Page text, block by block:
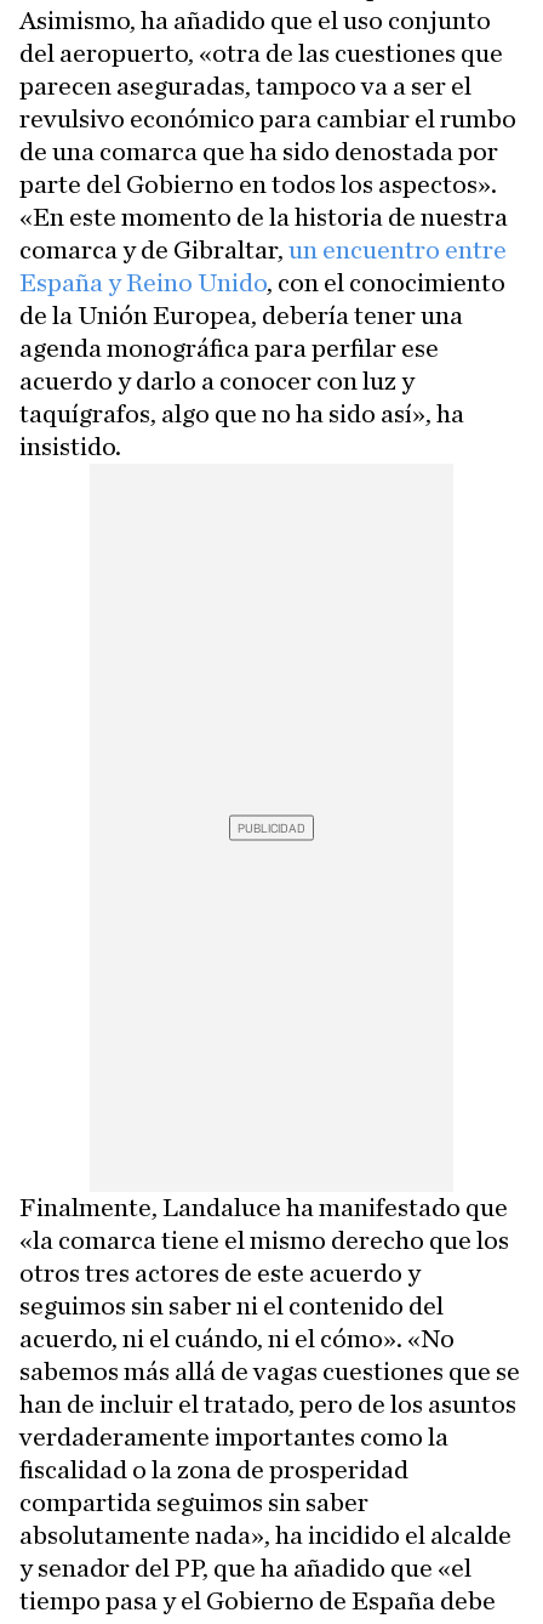
Asimismo, ha añadido que el uso conjunto
del aeropuerto, «otra de las cuestiones que
parecen aseguradas, tampoco va a ser el
revulsivo económico para cambiar el rumbo
de una comarca que ha sido denostada por
parte del Gobierno en todos los aspectos».
«En este momento de la historia de nuestra
comarca y de Gibraltar, un encuentro entre
España y Reino Unido, con el conocimiento
de la Unión Europea, debería tener una
agenda monográfica para perfilar ese
acuerdo y darlo a conocer con luz y
taquígrafos, algo que no ha sido así», ha
insistido.
Finalmente, Landaluce ha manifestado que
«la comarca tiene el mismo derecho que los
otros tres actores de este acuerdo y
seguimos sin saber ni el contenido del
acuerdo, ni el cuándo, ni el cómo». «No
sabemos más allá de vagas cuestiones que se
han de incluir el tratado, pero de los asuntos
verdaderamente importantes como la
fiscalidad o la zona de prosperidad
compartida seguimos sin saber
absolutamente nada», ha incidido el alcalde
y senador del PP, que ha añadido que «el
tiempo pasa y el Gobierno de España debe